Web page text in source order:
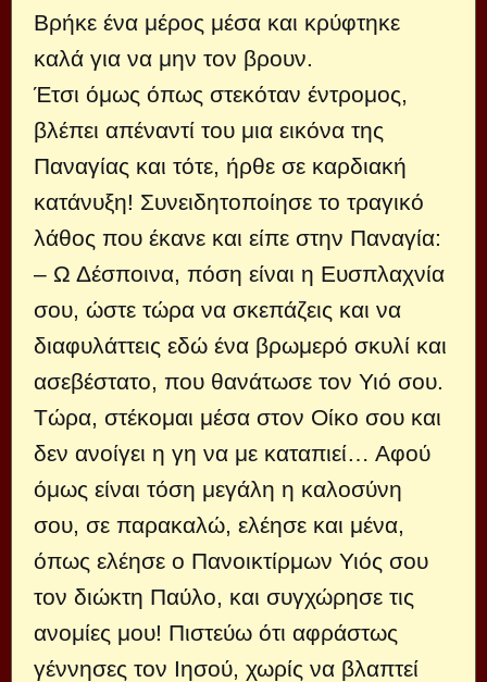
Βρήκε ένα μέρος μέσα και κρύφτηκε
καλά για να μην τον βρουν.
Έτσι όμως όπως στεκόταν έντρομος,
βλέπει απέναντί του μια εικόνα της
Παναγίας και τότε, ήρθε σε καρδιακή
κατάνυξη! Συνειδητοποίησε το τραγικό
λάθος που έκανε και είπε στην Παναγία:
– Ω Δέσποινα, πόση είναι η Ευσπλαχνία
σου, ώστε τώρα να σκεπάζεις και να
διαφυλάττεις εδώ ένα βρωμερό σκυλί και
ασεβέστατο, που θανάτωσε τον Υιό σου.
Τώρα, στέκομαι μέσα στον Οίκο σου και
δεν ανοίγει η γη να με καταπιεί… Αφού
όμως είναι τόση μεγάλη η καλοσύνη
σου, σε παρακαλώ, ελέησε και μένα,
όπως ελέησε ο Πανοικτίρμων Υιός σου
τον διώκτη Παύλο, και συγχώρησε τις
ανομίες μου! Πιστεύω ότι αφράστως
γέννησες τον Ιησού, χωρίς να βλαπτεί